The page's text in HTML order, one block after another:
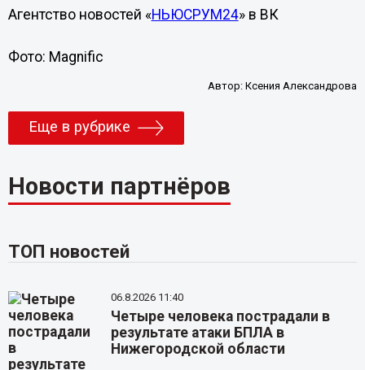
Агентство новостей «НЬЮСРУМ24» в ВК
Фото: Magnific
Автор:Ксения Александрова
Еще в рубрике
Новости партнёров
ТОП новостей
06.8.2026 11:40
Четыре человека пострадали в
результате атаки БПЛА в
Нижегородской области